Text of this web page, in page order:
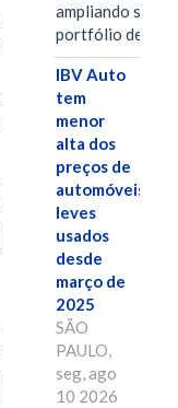
ampliando seu
portfólio de…
IBV Auto
tem
menor
alta dos
preços de
automóveis
leves
usados
desde
março de
2025
SÃO
PAULO,
seg, ago
10 2026